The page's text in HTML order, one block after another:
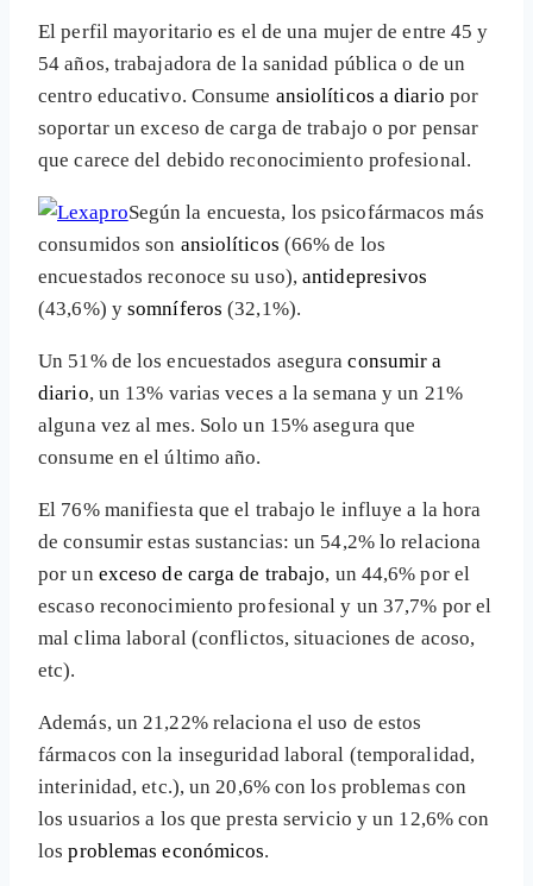
El perfil mayoritario es el de una mujer de entre 45 y
54 años, trabajadora de la sanidad pública o de un
centro educativo. Consume ansiolíticos a diario por
soportar un exceso de carga de trabajo o por pensar
que carece del debido reconocimiento profesional.
Según la encuesta, los psicofármacos más
consumidos son ansiolíticos (66% de los
encuestados reconoce su uso),antidepresivos
(43,6%) ysomníferos (32,1%).
Un 51% de los encuestados aseguraconsumir a
diario, un 13% varias veces a la semana y un 21%
alguna vez al mes. Solo un 15% asegura que
consume en el último año.
El 76% manifiesta que el trabajo le influye a la hora
de consumir estas sustancias: un 54,2% lo relaciona
por un exceso de carga de trabajo, un 44,6% por el
escaso reconocimiento profesional y un 37,7% por el
mal clima laboral (conflictos, situaciones de acoso,
etc).
Además, un 21,22% relaciona el uso de estos
fármacos con la inseguridad laboral (temporalidad,
interinidad, etc.), un 20,6% con los problemas con
los usuarios a los que presta servicio y un 12,6% con
losproblemas económicos.